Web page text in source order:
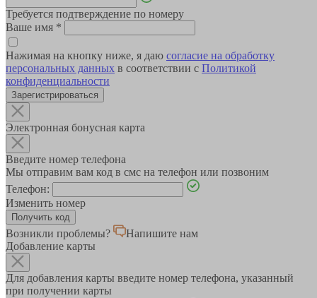
Требуется подтверждение по номеру
Ваше имя *
Нажимая на кнопку ниже, я даю согласие на обработку
персональных данных в соответствии с Политикой
конфиденциальности
Зарегистрироваться
Электронная бонусная карта
Введите номер телефона
Мы отправим вам код в смс на телефон или позвоним
Телефон:
Изменить номер
Возникли проблемы?
Напишите нам
Добавление карты
Для добавления карты введите номер телефона, указанный
при получении карты